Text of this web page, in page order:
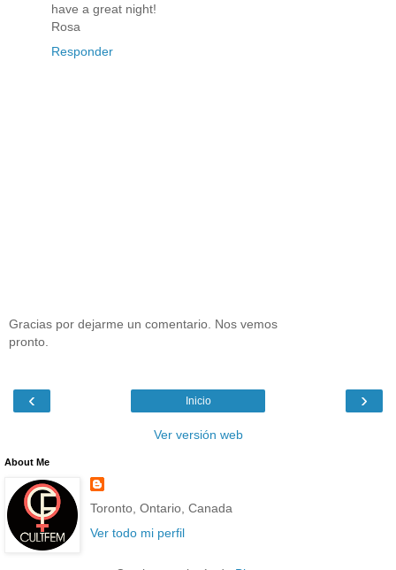
have a great night!
Rosa
Responder
Gracias por dejarme un comentario. Nos vemos
pronto.
‹ ›
Inicio
Ver versión web
About Me
Toronto, Ontario, Canada
Ver todo mi perfil